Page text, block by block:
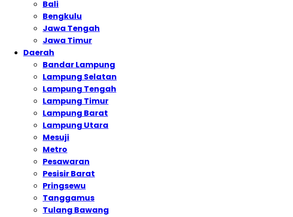
Bali
Bengkulu
Jawa Tengah
Jawa Timur
Daerah
Bandar Lampung
Lampung Selatan
Lampung Tengah
Lampung Timur
Lampung Barat
Lampung Utara
Mesuji
Metro
Pesawaran
Pesisir Barat
Pringsewu
Tanggamus
Tulang Bawang